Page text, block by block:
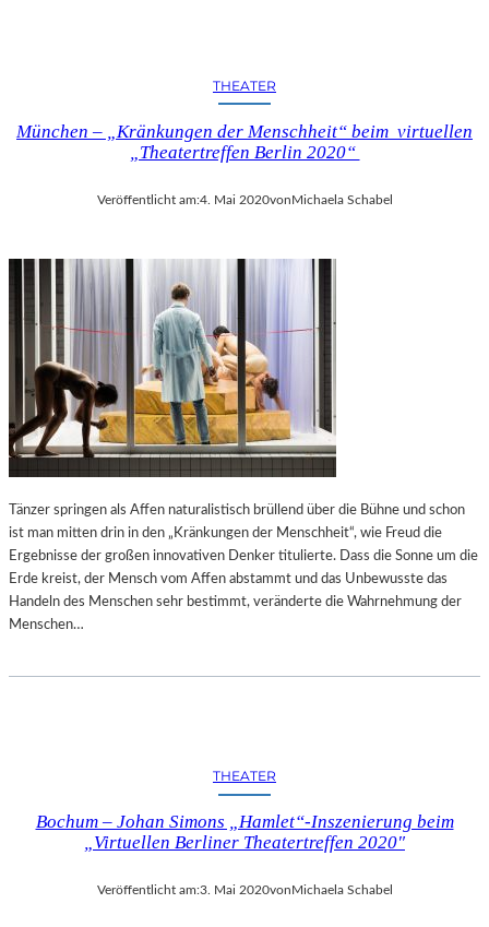
T
“
M
R
N
S
B
L
E
THEATER
München – „Kränkungen der Menschheit“ beim virtuellen
„Theatertreffen Berlin 2020“
Veröffentlicht am:4. Mai 2020vonMichaela Schabel
Tänzer springen als Affen naturalistisch brüllend über die Bühne und schon
ist man mitten drin in den „Kränkungen der Menschheit“, wie Freud die
Ergebnisse der großen innovativen Denker titulierte. Dass die Sonne um die
Erde kreist, der Mensch vom Affen abstammt und das Unbewusste das
Handeln des Menschen sehr bestimmt, veränderte die Wahrnehmung der
Menschen…
THEATER
Bochum – Johan Simons „Hamlet“-Inszenierung beim
„Virtuellen Berliner Theatertreffen 2020″
Veröffentlicht am:3. Mai 2020vonMichaela Schabel